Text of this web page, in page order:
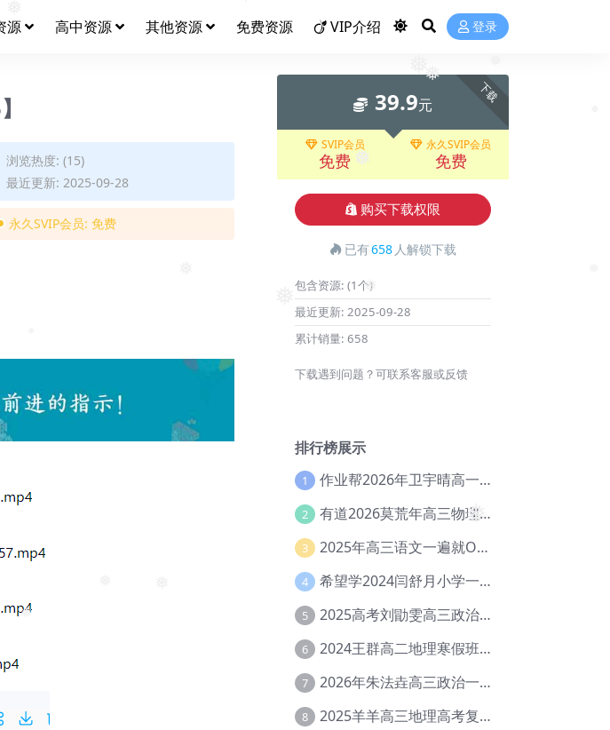
❅
❅
❅
❅
❅
源 高中资源 其他资源 免费资源 VIP介绍 登录
浏览热度: (15)
最近更新: 2025-09-28
永久SVIP会员: 免费
下载
39.9元
SVIP会员
免费
永久SVIP会员
免费
购买下载权限
已有658 人解锁下载
包含资源: (1个)
最近更新: 2025-09-28
累计销量: 658
下载遇到问题？可联系客服或反馈
排行榜展示
1 作业帮2026年卫宇晴高一英语s上学期暑假班【冲顶班】【Ec-003】
2 有道2026莫荒年高三物理一轮复习暑假班网课教程【Ef-044】
3 2025年高三语文一遍就OK高中语文体系课【Ea-028】
4 希望学2024闫舒月小学一年级英语视频教程+讲义【Cc-004】
5 2025高考刘勖雯高三政治三轮复习网课教程【Eh-061】
6 2024王群高二地理寒假班教程【Ei-075】
7 2026年朱法垚高三政治一轮复习暑假班【Eh-041】
8 2025羊羊高三地理高考复习视频教程+讲义【Ei-051】